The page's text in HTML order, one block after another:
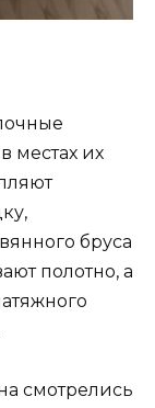
местах их
бруса
полотно, а
смотрелись